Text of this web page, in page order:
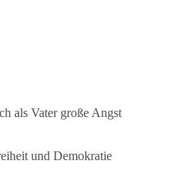
als Vater große Angst
und Demokratie